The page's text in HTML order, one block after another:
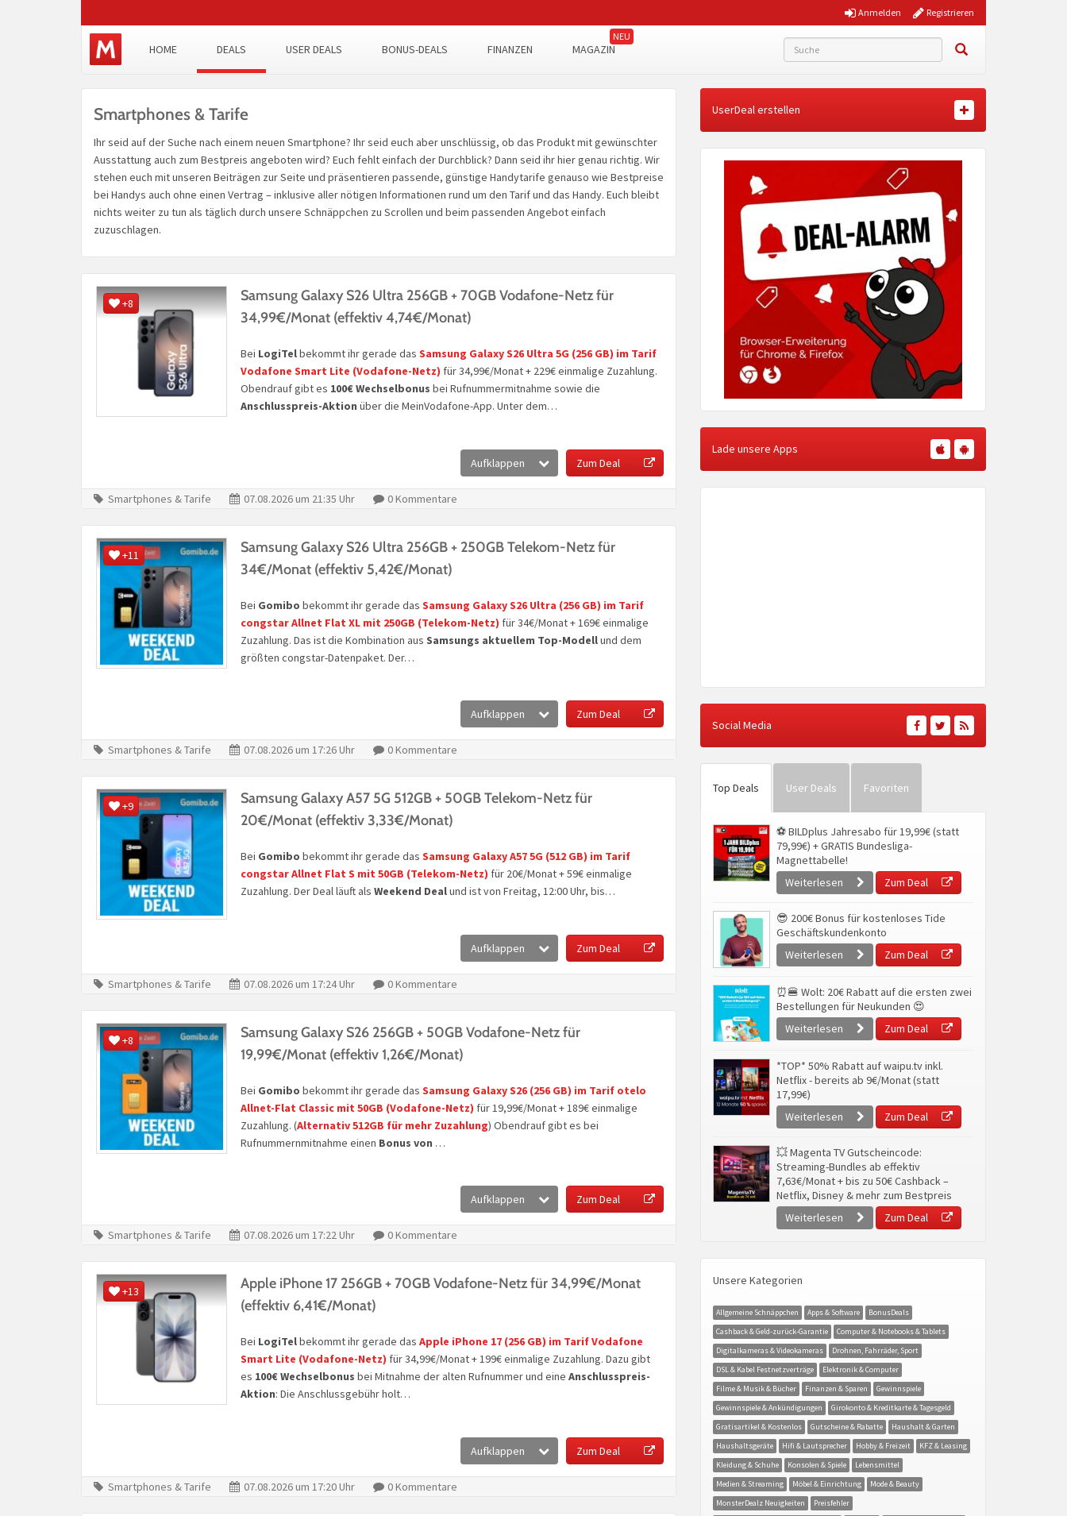
Registrieren
Anmelden
HOME DEALS USER DEALS BONUS-DEALS FINANZEN MAGAZIN
Smartphones & Tarife
Ihr seid auf der Suche nach einem neuen Smartphone? Ihr seid euch aber unschlüssig, ob das Produkt mit gewünschter
Ausstattung auch zum Bestpreis angeboten wird? Euch fehlt einfach der Durchblick? Dann seid ihr hier genau richtig. Wir
stehen euch mit unseren Beiträgen zur Seite und präsentieren passende, günstige Handytarife genauso wie Bestpreise
bei Handys auch ohne einen Vertrag – inklusive aller nötigen Informationen rund um den Tarif und das Handy. Euch bleibt
nichts weiter zu tun als täglich durch unsere Schnäppchen zu Scrollen und beim passenden Angebot einfach
zuzuschlagen.
+8
Samsung Galaxy S26 Ultra 256GB + 70GB Vodafone-Netz für
34,99€/Monat (effektiv 4,74€/Monat)
Bei LogiTelbekommt ihr gerade das Samsung Galaxy S26 Ultra 5G (256 GB) im Tarif
Vodafone Smart Lite (Vodafone-Netz) für 34,99€/Monat + 229€ einmalige Zuzahlung.
Obendrauf gibt es 100€ Wechselbonus bei Rufnummermitnahme sowie die
Anschlusspreis-Aktion über die MeinVodafone-App. Unter dem…
Aufklappen Zum Deal
Smartphones & Tarife 07.08.2026 um 21:35 Uhr 0 Kommentare
+11
Samsung Galaxy S26 Ultra 256GB + 250GB Telekom-Netz für
34€/Monat (effektiv 5,42€/Monat)
Bei Gomibo bekommt ihr gerade das Samsung Galaxy S26 Ultra (256 GB) im Tarif
congstar Allnet Flat XL mit 250GB (Telekom-Netz) für 34€/Monat + 169€ einmalige
Zuzahlung. Das ist die Kombination aus Samsungs aktuellem Top-Modellund dem
größten congstar-Datenpaket. Der…
Aufklappen Zum Deal
Smartphones & Tarife 07.08.2026 um 17:26 Uhr 0 Kommentare
+9
Samsung Galaxy A57 5G 512GB + 50GB Telekom-Netz für
20€/Monat (effektiv 3,33€/Monat)
Bei Gomibo bekommt ihr gerade das Samsung Galaxy A57 5G (512 GB) im Tarif
congstar Allnet Flat S mit 50GB (Telekom-Netz) für 20€/Monat + 59€ einmalige
Zuzahlung. Der Deal läuft als Weekend Dealund ist von Freitag, 12:00 Uhr, bis…
Aufklappen Zum Deal
Smartphones & Tarife 07.08.2026 um 17:24 Uhr 0 Kommentare
+8
Samsung Galaxy S26 256GB + 50GB Vodafone-Netz für
19,99€/Monat (effektiv 1,26€/Monat)
Bei Gomibo bekommt ihr gerade das Samsung Galaxy S26 (256 GB) im Tarif otelo
Allnet-Flat Classic mit 50GB (Vodafone-Netz) für 19,99€/Monat + 189€ einmalige
Zuzahlung. (Alternativ 512GB für mehr Zuzahlung) Obendrauf gibt es bei
Rufnummernmitnahme einen Bonus von …
Aufklappen Zum Deal
Smartphones & Tarife 07.08.2026 um 17:22 Uhr 0 Kommentare
+13
Apple iPhone 17 256GB + 70GB Vodafone-Netz für 34,99€/Monat
(effektiv 6,41€/Monat)
Bei LogiTelbekommt ihr gerade das Apple iPhone 17 (256 GB) im TarifVodafone
Smart Lite (Vodafone-Netz) für 34,99€/Monat + 199€ einmalige Zuzahlung. Dazu gibt
es 100€ Wechselbonus bei Mitnahme der alten Rufnummer und eine Anschlusspreis-
Aktion: Die Anschlussgebühr holt…
Aufklappen Zum Deal
Smartphones & Tarife 07.08.2026 um 17:20 Uhr 0 Kommentare
UserDeal erstellen
Lade unsere Apps
Social Media
Top Deals User Deals Favoriten
⚽ BILDplus Jahresabo für 19,99€ (statt
79,99€) + GRATIS Bundesliga-
Magnettabelle!
Weiterlesen
Zum Deal
😎 200€ Bonus für kostenloses Tide
Geschäftskundenkonto
Weiterlesen
Zum Deal
⏰🍔 Wolt: 20€ Rabatt auf die ersten zwei
Bestellungen für Neukunden 😍
Weiterlesen
Zum Deal
*TOP* 50% Rabatt auf waipu.tv inkl.
Netflix - bereits ab 9€/Monat (statt
17,99€)
Weiterlesen
Zum Deal
💥 Magenta TV Gutscheincode:
Streaming-Bundles ab effektiv
7,63€/Monat + bis zu 50€ Cashback –
Netflix, Disney & mehr zum Bestpreis
Weiterlesen
Zum Deal
Unsere Kategorien
Allgemeine Schnäppchen Apps & Software
BonusDeals
Cashback & Geld-zurück-Garantie
Computer & Notebooks & Tablets
Digitalkameras & Videokameras
Drohnen, Fahrräder, Sport
DSL & Kabel Festnetzverträge
Elektronik & Computer
Filme & Musik & Bücher
Finanzen & Sparen
Gewinnspiele
Gewinnspiele & Ankündigungen
Girokonto & Kreditkarte & Tagesgeld
Gratisartikel & Kostenlos
Gutscheine & Rabatte
Haushalt & Garten
Haushaltsgeräte
Hifi & Lautsprecher Hobby & Freizeit
KFZ & Leasing
Kleidung & Schuhe
Konsolen & Spiele
Lebensmittel
Medien & Streaming
Möbel & Einrichtung
Mode & Beauty
MonsterDealz Neuigkeiten
Preisfehler